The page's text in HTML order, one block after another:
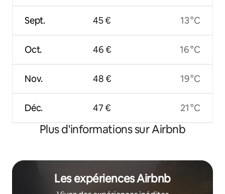
Sept.
Oct.
Nov.
Déc.
45 €
46 €
48 €
47 €
13 °C
16 °C
19 °C
21 °C
Plus d'informations sur Airbnb
Les expériences Airbnb